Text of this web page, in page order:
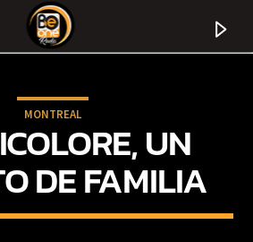
MONTREAL
UN
DE FAMILIA